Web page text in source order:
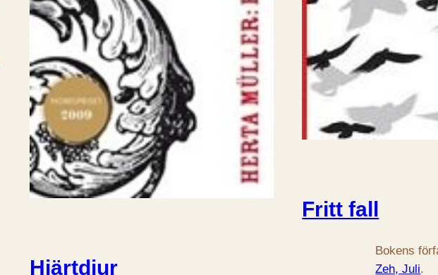
Hjärtdjur
Fritt fall
Bokens
Zeh, Juli.